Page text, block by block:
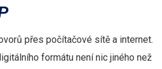
přes počítačové sítě a internet.
formátu není nic jiného než